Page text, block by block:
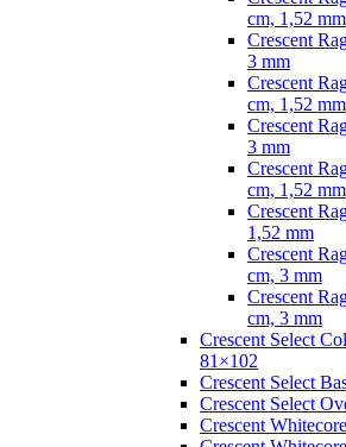
cm, 1,52 mm
Crescent
3 mm
Crescent
cm, 1,52 mm
Crescent
3 mm
Crescent
cm, 1,52 mm
Crescent
1,52 mm
Crescent
cm, 3 mm
Crescent
cm, 3 mm
Crescent Select
81×102
Crescent Select
Crescent Select
Crescent